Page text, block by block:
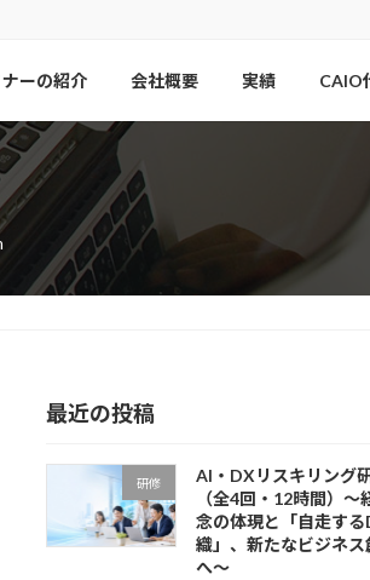
ーの紹介 会社概要 実績 CAIO
最近の投稿
研修
AI・DXリスキリング
（全4回・12時間）〜
念の体現と「自走する
織」、新たなビジネス
へ〜